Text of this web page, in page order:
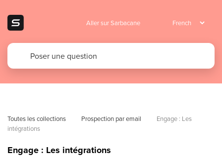
Aller sur Sarbacane
Toutes les collections Prospection par email
Engage : Les
intégrations
Engage : Les intégrations